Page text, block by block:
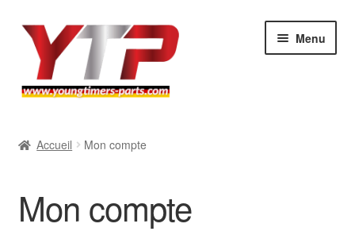
Aller
navigation
Aller
contenu
Menu
Mercedes
Accueil Mon compte
Mon compte